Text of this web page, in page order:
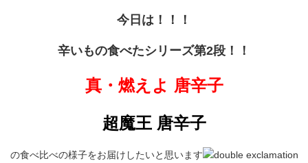
今日は！！！
辛いもの食べたシリーズ第2段！！
真・燃えよ 唐辛子
超魔王 唐辛子
の食べ比べの様子をお届けしたいと思います